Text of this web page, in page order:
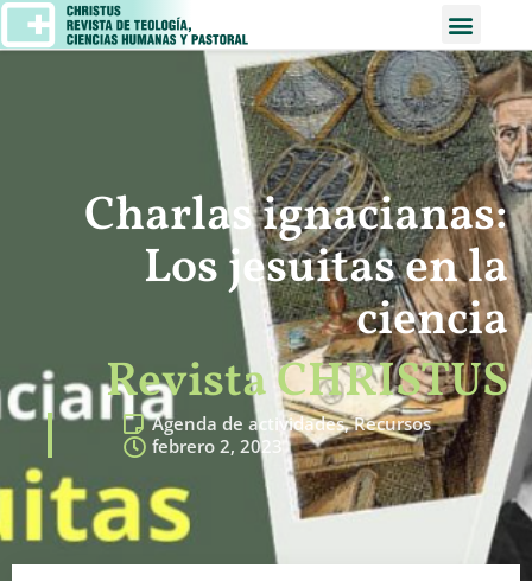
Charlas ignacianas:
Los jesuitas en la
ciencia
Revista CHRISTUS
Agenda de actividades,Recursos
febrero 2, 2023